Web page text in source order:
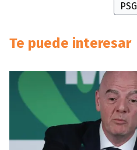
PSG
Te puede interesar